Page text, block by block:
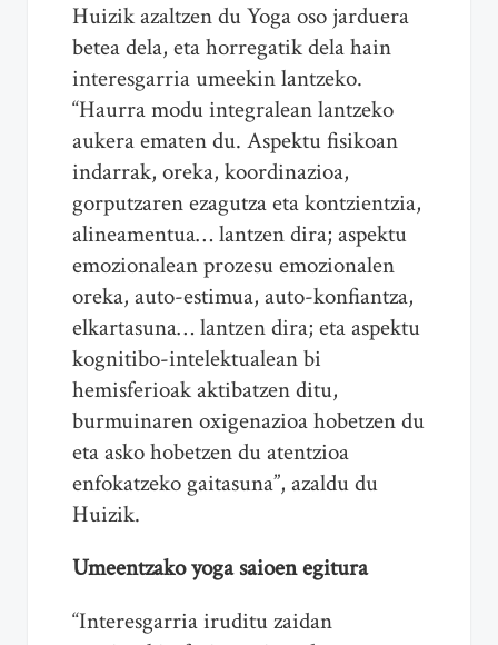
Huizik azaltzen du Yoga oso jarduera
betea dela, eta horregatik dela hain
interesgarria umeekin lantzeko.
“Haurra modu integralean lantzeko
aukera ematen du. Aspektu fisikoan
indarrak, oreka, koordinazioa,
gorputzaren ezagutza eta kontzientzia,
alineamentua… lantzen dira; aspektu
emozionalean prozesu emozionalen
oreka, auto-estimua, auto-konfiantza,
elkartasuna… lantzen dira; eta aspektu
kognitibo-intelektualean bi
hemisferioak aktibatzen ditu,
burmuinaren oxigenazioa hobetzen du
eta asko hobetzen du atentzioa
enfokatzeko gaitasuna”, azaldu du
Huizik.
Umeentzako yoga saioen egitura
“Interesgarria iruditu zaidan